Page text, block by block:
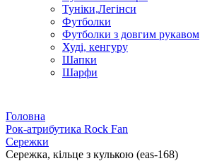
Туніки,Легінси
Футболки
Футболки з довгим рукавом
Худі, кенгуру
Шапки
Шарфи
Головна
Рок-атрибутика Rock Fan
Сережки
Сережка, кільце з кулькою (eas-168)